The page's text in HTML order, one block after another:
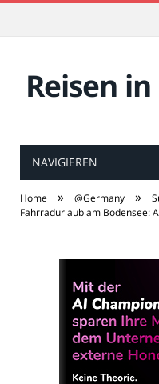
Reisen
NAVIGIEREN
Home » @Germany »
Fahrradurlaub am Bodensee: